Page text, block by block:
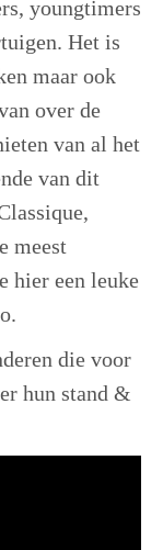
youngtimers
Het is
maar ook
over de
van al het
van dit
meest
hier een leuke
die voor
hun stand &